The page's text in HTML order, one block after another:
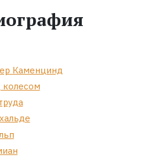
Каменцинд
колесом